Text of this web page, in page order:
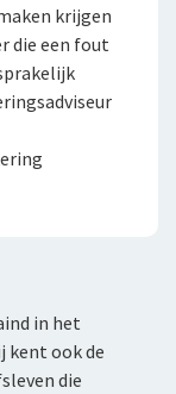
krijgen
die een fout
in het
kent ook de
die